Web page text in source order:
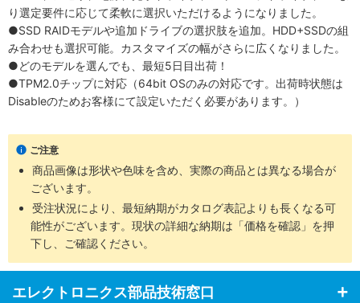
り選定要件に応じて柔軟に選択いただけるようになりました。
●SSD RAIDモデルや追加ドライブの選択肢を追加。HDD+SSDの組
み合わせも選択可能。カスタマイズの幅がさらに広くなりました。
●どのモデルを選んでも、最短5日目出荷！
●TPM2.0チップに対応（64bit OSのみの対応です。出荷時状態は
Disableのためお客様にて設定いただく必要があります。）
ご注意
商品画像は形状や色味を含め、実際の商品とは異なる場合が
ございます。
受注状況により、最短納期がカタログ表記よりも長くなる可
能性がございます。現状の詳細な納期は「価格を確認」を押
下し、ご確認ください。
エレクトロニクス部品技術窓口